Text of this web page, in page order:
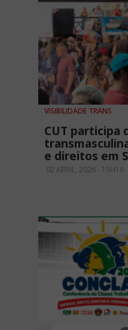
VISIBILIDADE TRANS
CUT participa
e direitos em
02 ABRIL, 2026 - 15H16